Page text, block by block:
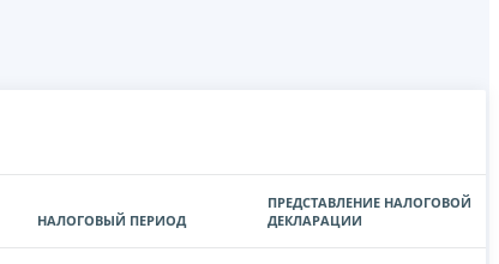
НАЛОГОВЫЙ ПЕРИОД
ПРЕДСТАВЛЕНИЕ НАЛОГОВОЙ
ДЕКЛАРАЦИИ